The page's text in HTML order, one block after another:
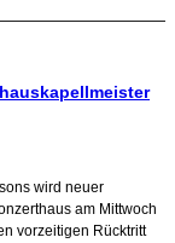
wird neuer
am Mittwoch
vorzeitigen Rücktritt